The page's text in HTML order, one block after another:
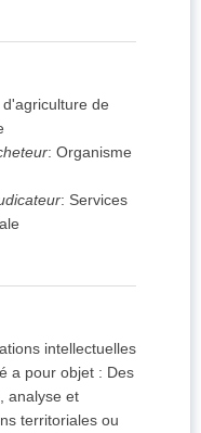
de
: Organisme
: Services
intellectuelles
a pour objet : Des
analyse et
territoriales ou